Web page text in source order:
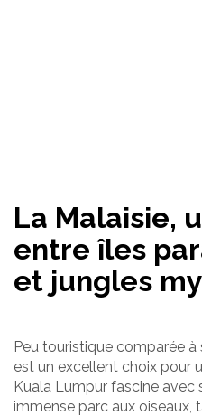
La Malaisie,
entre îles
et jungles
Peu touristique comparée à
est un excellent choix pour
Kuala Lumpur fascine avec
immense parc aux oiseaux,